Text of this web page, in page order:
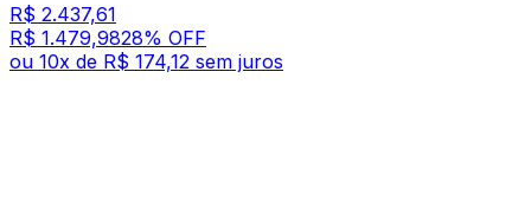
R$ 2.437,61
R$ 1.479,9828% OFF
ou 10x de R$ 174,12 sem juros